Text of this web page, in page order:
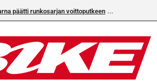
päätti runkosarjan voittoputkeen